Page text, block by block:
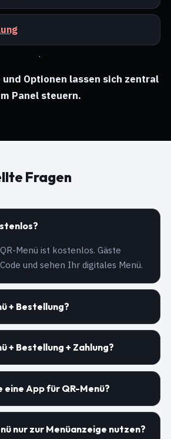
.
Optionen lassen sich zentral
Panel steuern.
Fragen
Menü ist kostenlos. Gäste
und sehen Ihr digitales Menü.
+ Bestellung?
+ Bestellung + Zahlung?
eine App für QR-Menü?
nur zur Menüanzeige nutzen?